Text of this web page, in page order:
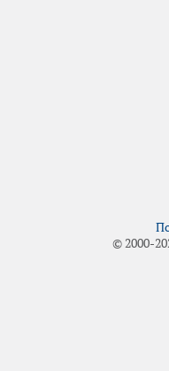
© 2000-